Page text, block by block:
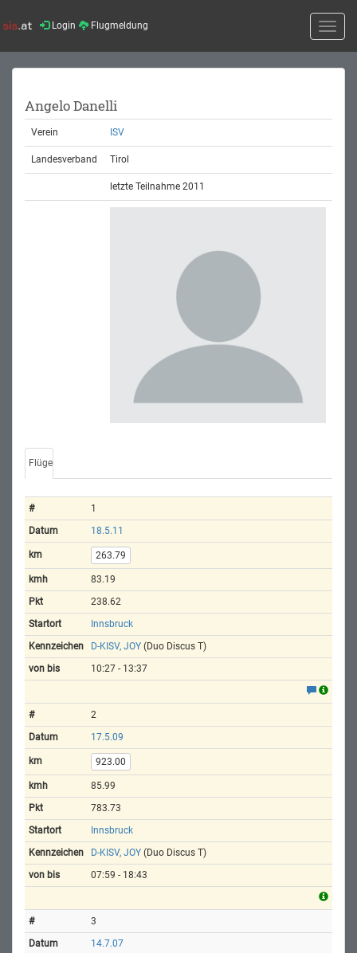
Login Flugmeldung
Toggle
Angelo Danelli
Verein ISV
Landesverband Tirol
letzte Teilnahme 2011
Flüge
1
18.5.11
263.79
83.19
238.62
Innsbruck
D-KISV, JOY (Duo Discus T)
10:27 - 13:37
2
17.5.09
923.00
85.99
783.73
Innsbruck
D-KISV, JOY (Duo Discus T)
07:59 - 18:43
3
14.7.07